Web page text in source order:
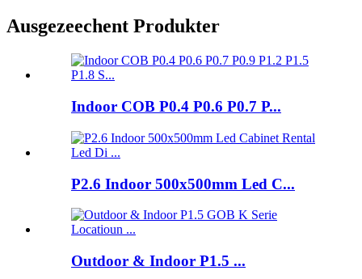
Ausgezeechent Produkter
Indoor COB P0.4 P0.6 P0.7 P...
P2.6 Indoor 500x500mm Led C...
Outdoor & Indoor P1.5 ...